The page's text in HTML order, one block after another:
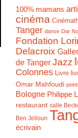
100% mamans
cinéma
Tanger danse Dar
Fondation
Delacroix
de Tanger Jazz
Colonnes Livre
Omar Mahfoudi
Bologne Philippe
restaurant salle
Ben Jelloun
écrivain